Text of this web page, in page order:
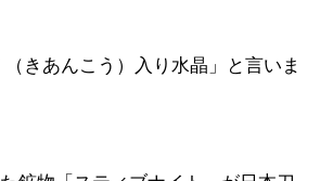
きあんこう）入り水晶」と言いま